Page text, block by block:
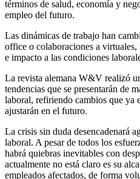
términos de salud, economía y
empleo del futuro.
Las dinámicas de trabajo han
office o colaboraciones a
e impacto a las condiciones
La revista alemana W&V realizó
tendencias que se presentarán de
laboral, refiriendo cambios que ya
ajustarán en el futuro.
La crisis sin duda desencadenará
laboral. A pesar de todos los
habrá quiebras inevitables con
actualmente no está claro es su
empleados afectados, de forma